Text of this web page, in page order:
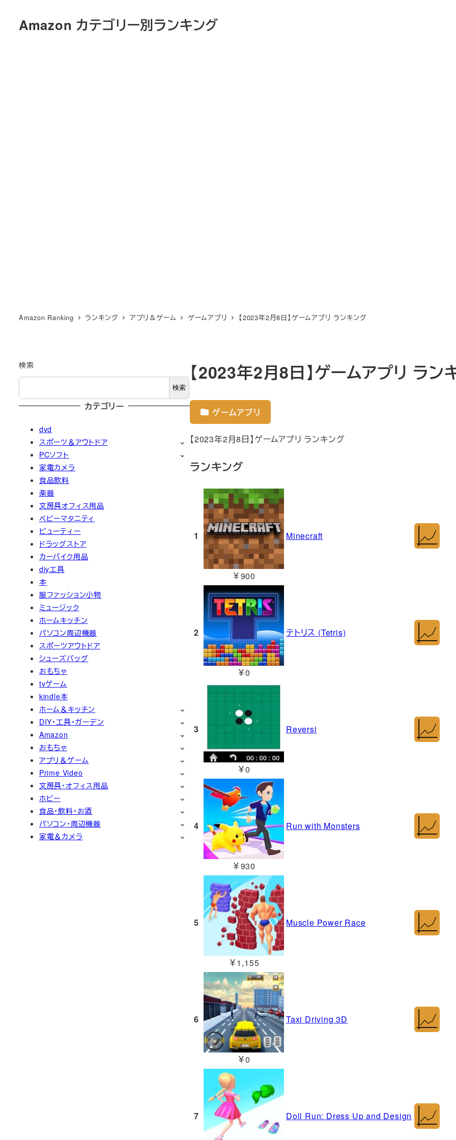
Amazon カテゴリー別ランキング
Amazon Ranking ランキング アプリ＆ゲーム ゲームアプリ 【2023年2月8日】ゲームアプリ ランキング
【2023年2月8日】ゲームアプリ ラン
ゲームアプリ
【2023年2月8日】ゲームアプリ ランキング
ランキング
1
￥900
Minecraft
2
￥0
テトリス (Tetris)
3
￥0
Reversi
4
￥930
Run with Monsters
5
￥1,155
Muscle Power Race
6
￥0
Taxi Driving 3D
7 Doll Run: Dress Up and Design
検索
検索
カテゴリー
dvd
スポーツ＆アウトドア
PCソフト
家電カメラ
食品飲料
楽器
文房具オフィス用品
ベビーマタニティ
ビューティー
ドラッグストア
カーバイク用品
diy工具
本
服ファッション小物
ミュージック
ホームキッチン
パソコン周辺機器
スポーツアウトドア
シューズバッグ
おもちゃ
tvゲーム
kindle本
ホーム＆キッチン
DIY・工具・ガーデン
Amazon
おもちゃ
アプリ＆ゲーム
Prime Video
文房具・オフィス用品
ホビー
食品・飲料・お酒
パソコン・周辺機器
家電＆カメラ